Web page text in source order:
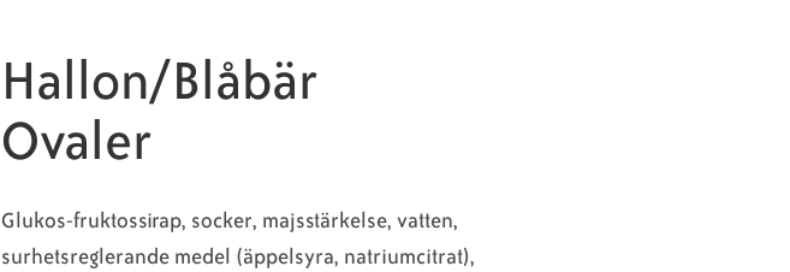
Hallon/Blåbär
Ovaler
Glukos-fruktossirap, socker, majsstärkelse, vatten,
surhetsreglerande medel (äppelsyra, natriumcitrat),